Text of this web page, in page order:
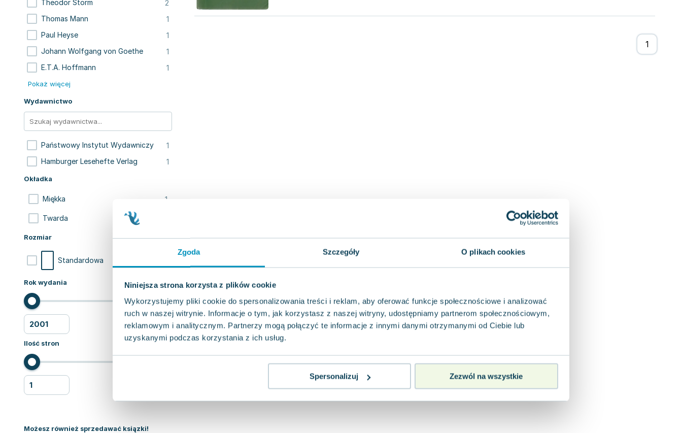
Zgoda Szczegóły O plikach cookies
Niniejsza strona korzysta z plików cookie
Wykorzystujemy pliki cookie do spersonalizowania treści i reklam, aby oferować funkcje społecznościowe i analizować
ruch w naszej witrynie. Informacje o tym, jak korzystasz z naszej witryny, udostępniamy partnerom społecznościowym,
reklamowym i analitycznym. Partnerzy mogą połączyć te informacje z innymi danymi otrzymanymi od Ciebie lub
uzyskanymi podczas korzystania z ich usług.
Spersonalizuj Zezwól na wszystkie
Theodor Storm 2
Thomas Mann 1
Paul Heyse 1
Johann Wolfgang von Goethe 1
E.T.A. Hoffmann 1
Pokaż więcej
Wydawnictwo
Państwowy Instytut Wydawniczy 1
Hamburger Lesehefte Verlag 1
Okładka
Miękka 1
Twarda
Rozmiar
Standardowa
Rok wydania
Ilość stron
Możesz również sprzedawać ksiązki!